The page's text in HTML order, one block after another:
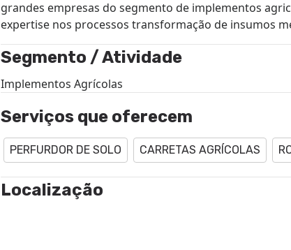
grandes empresas do segmento de implementos
expertise nos processos transformação de insumos
Segmento / Atividade
Implementos Agrícolas
Serviços que oferecem
PERFURDOR DE SOLO CARRETAS AGRÍCOLAS
Localização